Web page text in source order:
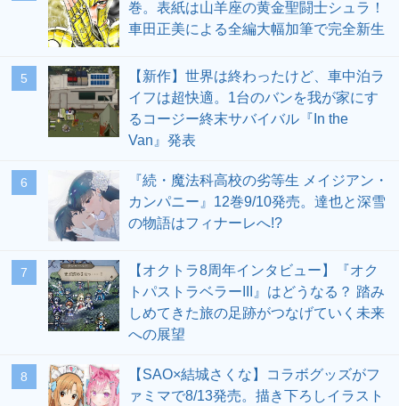
巻。表紙は山羊座の黄金聖闘士シュラ！
車田正美による全編大幅加筆で完全新生
5
【新作】世界は終わったけど、車中泊ラ
イフは超快適。1台のバンを我が家にす
るコージー終末サバイバル『In the
Van』発表
6
『続・魔法科高校の劣等生 メイジアン・
カンパニー』12巻9/10発売。達也と深雪
の物語はフィナーレへ!?
7
【オクトラ8周年インタビュー】『オク
トパストラベラーIII』はどうなる？ 踏み
しめてきた旅の足跡がつなげていく未来
への展望
8
【SAO×結城さくな】コラボグッズがフ
ァミマで8/13発売。描き下ろしイラスト